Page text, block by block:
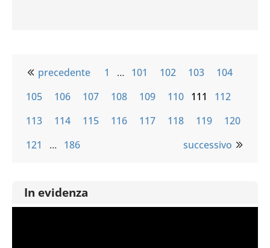
precedente 1 … 101 102 103
104
105
106 107 108 109 110 111
112
113
114 115 116 117 118 119
120
121
… 186 successivo
In evidenza